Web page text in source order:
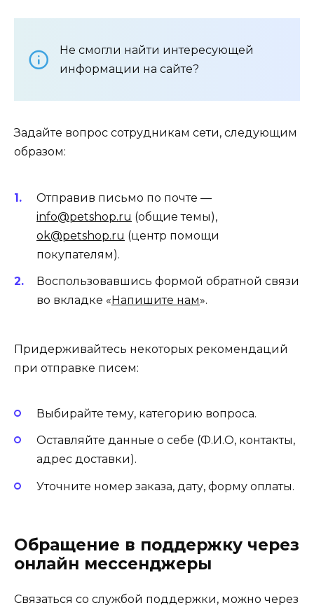
Не смогли найти интересующей
информации на сайте?
Задайте вопрос сотрудникам сети, следующим
образом:
Отправив письмо по почте —
info@petshop.ru (общие темы),
ok@petshop.ru (центр помощи
покупателям).
Воспользовавшись формой обратной связи
во вкладке «Напишите нам».
Придерживайтесь некоторых рекомендаций
при отправке писем:
Выбирайте тему, категорию вопроса.
Оставляйте данные о себе (Ф.И.О, контакты,
адрес доставки).
Уточните номер заказа, дату, форму оплаты.
Обращение в поддержку через
онлайн мессенджеры
Связаться со службой поддержки, можно через